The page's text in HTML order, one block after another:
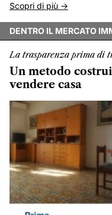
Scopri di più ->
DENTRO IL MERCATO
La trasparenza prima di
Un metodo
vendere casa